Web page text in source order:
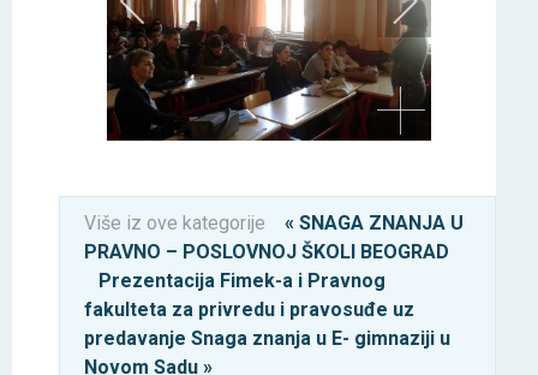
Više iz ove kategorije
« SNAGA ZNANJA U
PRAVNO – POSLOVNOJ ŠKOLI BEOGRAD
Prezentacija Fimek-a i Pravnog
fakulteta za privredu i pravosuđe uz
predavanje Snaga znanja u E- gimnaziji u
Novom Sadu »